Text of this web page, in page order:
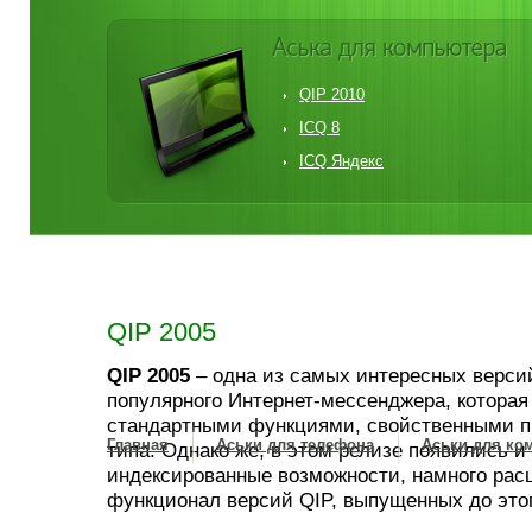
QIP 2010
ICQ 8
ICQ Яндекс
Главная Аськи для телефона Аськи для
QIP 2005
QIP 2005 – одна из самых интересных
популярного Интернет-мессенджера,
стандартными функциями, свойственными
типа. Однако же, в этом релизе появились и
индексированные возможности, намного
функционал версий QIP, выпущенных до